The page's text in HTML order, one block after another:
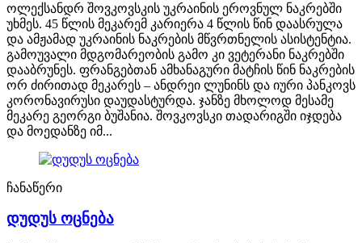
ოლექსანდრ შოვკოვსკის უკრაინის ეროვნულ ნაკრებში
უხმეს. 45 წლის მეკარემ კარიერა 4 წლის წინ დაასრულა
და ამჟამად უკრაინის ნაკრების მწვრთნელის ასისტენტია.
გამოუვალი მდგომარეობის გამო კი ვეტერანი ნაკრებში
დააბრუნეს. ფრანგებთან ამხანაგური მატჩის წინ ნაკრების
ორ ძირითად მეკარეს – ანდრეი ლუნინს და იური პანკოვს
კორონავირუსი დაუდასტურდა. ჯანზე მხოლოდ მესამე
მეკარე გეორგი ბუშანია. შოვკოვსკი თადარიგში იჯდება
და მოედანზე იმ...
ჩანაწერი
დუდუს ოცნება